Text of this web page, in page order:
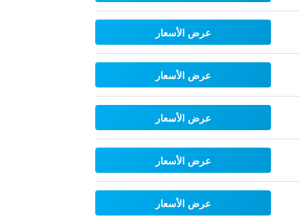
عرض الأسعار
عرض الأسعار
عرض الأسعار
عرض الأسعار
عرض الأسعار